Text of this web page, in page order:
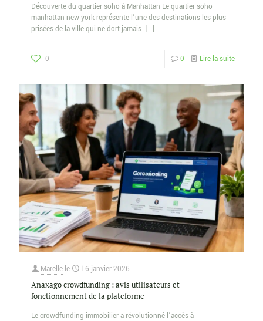
Découverte du quartier soho à Manhattan Le quartier soho
manhattan new york représente l’une des destinations les plus
prisées de la ville qui ne dort jamais. […]
0 0 Lire la suite
Marelle le 16 janvier 2026
Anaxago crowdfunding : avis utilisateurs et
fonctionnement de la plateforme
Le crowdfunding immobilier a révolutionné l’accès à